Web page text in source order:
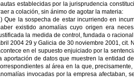
establecidas por la jurisprudencia
a colación, sin ánimo de agotar la materia:
Que la sospecha de estar incurriendo en
existido anomalías cuyo origen era
la medida de control, fundada o
2004 29 y Galicia de 30 noviembre 2001, cit.
en el supuesto enjuiciado por la
aportación de datos que muestren la entidad
al área en la que,
invocadas por la empresa afectaban,